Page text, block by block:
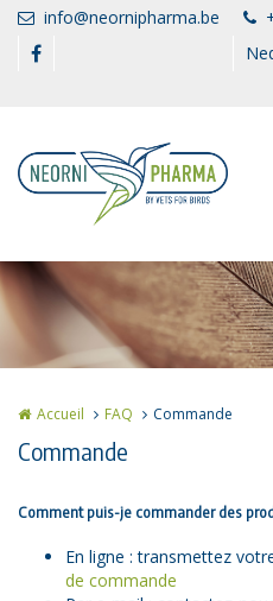
Aller au contenu principal
info@neornipharma.be
Accueil FAQ Commande
Commande
Comment puis-je commander des
En ligne : transmettez
de commande